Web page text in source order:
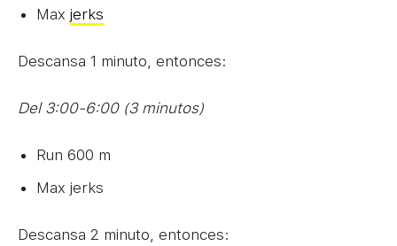
Max jerks
Descansa 1 minuto, entonces:
Del 3:00-6:00 (3 minutos)
Run 600 m
Max jerks
Descansa 2 minuto, entonces: